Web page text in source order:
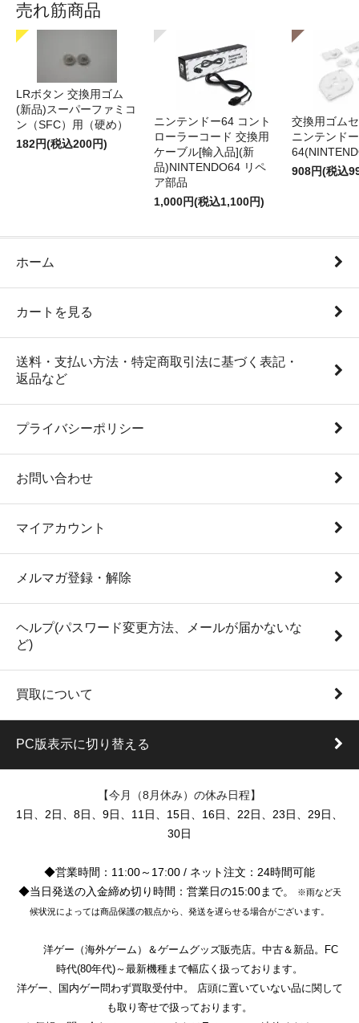
売れ筋商品
LRボタン 交換用ゴム
(新品)スーパーファミコ
ン（SFC）用（硬め）
182円(税込200円)
ニンテンドー64 コント
ローラーコード 交換用
ケーブル[輸入品](新
品)NINTENDO64 リペ
ア部品
1,000円(税込1,100円)
交換用ゴム
ニンテンドー
908円(税込
ホーム
カートを見る
送料・支払い方法・特定商取引法に基づく表記・
返品など
プライバシーポリシー
お問い合わせ
マイアカウント
メルマガ登録・解除
ヘルプ(パスワード変更方法、メールが届かないな
ど)
買取について
PC版表示に切り替える
【今月（8月休み）の休み日程】
1日、2日、8日、9日、11日、15日、16日、22日、23日、29日、
30日
◆営業時間：11:00～17:00 / ネット注文：24時間可能
◆当日発送の入金締め切り時間：営業日の15:00まで。
※雨など天
候状況によっては商品保護の観点から、発送を遅らせる場合がございます。
洋ゲー（海外ゲーム）＆ゲームグッズ販売店。中古＆新品。FC
時代(80年代)～最新機種まで幅広く扱っております。
洋ゲー、国内ゲー問わず買取受付中。 店頭に置いていない品に関して
も取り寄せで扱っております。